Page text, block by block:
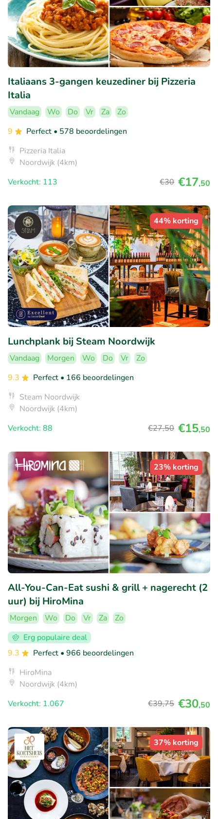
Italiaans 3-gangen keuzediner bij Pizzeria
Italia
Vandaag Wo Do Vr Za
Zo
9
Perfect • 578 beoordelingen
Pizzeria Italia
Noordwijk (4km)
Verkocht: 113
€30 €17,50
44% korting
Lunchplank bij Steam Noordwijk
Vandaag Morgen Wo Do Vr
Zo
9.3
Perfect • 166 beoordelingen
Steam Noordwijk
Noordwijk (4km)
Verkocht: 88
€27,50 €15,50
23% korting
All-You-Can-Eat sushi & grill + nagerecht (2
uur) bij HiroMina
Morgen Wo Do Vr Za
Zo
Erg populaire deal
9.3
Perfect • 966 beoordelingen
HiroMina
Noordwijk (4km)
Verkocht: 1.067
€39,75 €30,50
37% korting